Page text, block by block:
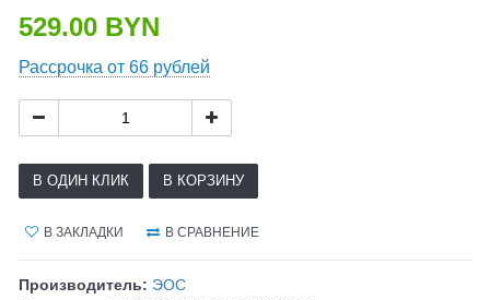
529.00 BYN
Рассрочка от 66 рублей
В ОДИН КЛИК В КОРЗИНУ
В ЗАКЛАДКИ В СРАВНЕНИЕ
Производитель: ЭОС